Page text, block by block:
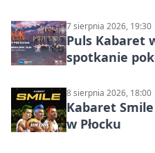
7 sierpnia 2026, 19:30
Puls Kabaret
spotkanie
8 sierpnia 2026, 18:00
Kabaret
w Płocku